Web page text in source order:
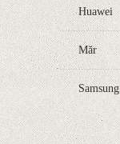
Huawei
Măr
Samsung